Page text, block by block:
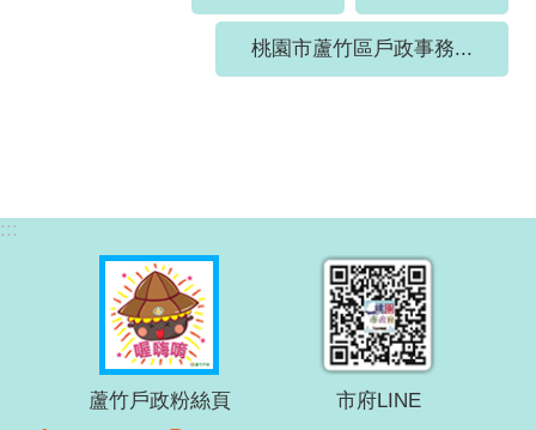
桃園市蘆竹區戶政事務...
:::
蘆竹戶政粉絲頁 市府LINE